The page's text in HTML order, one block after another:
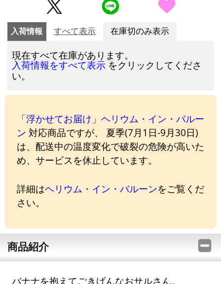
入荷情報 すべて表示 在庫切のみ表示
現在すべて在庫があります。
入荷情報をすべて表示 をクリックしてくださ
い。
「浮かせてお届け」ヘリウム・イン・バルー
ン 対応商品ですが、 夏季(7月1日-9月30日)
は、配送中の温度変化で破裂の危険が高いた
め、サービスを休止しています。
詳細はヘリウム・イン・バルーンをご覧くだ
さい。
商品紹介
バナナを抱えてごきげんなおサルさん。